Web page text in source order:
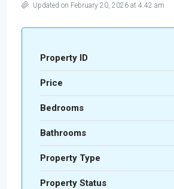
Updated on February 20, 2026 at 4:42 am
Property ID
Price
Bedrooms
Bathrooms
Property Type
Property Status